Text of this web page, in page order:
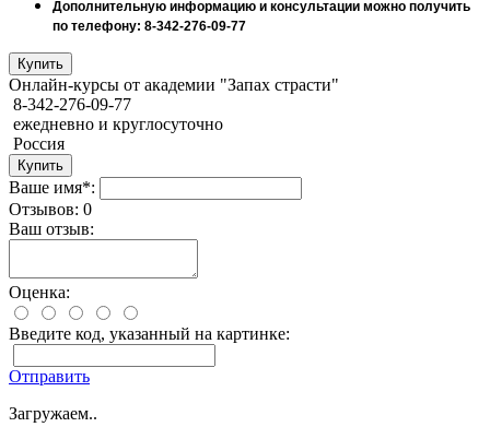
Дополнительную информацию и консультации можно получить
по телефону: 8-342-276-09-77
Онлайн-курсы от академии "Запах страсти"
8-342-276-09-77
ежедневно и круглосуточно
Россия
Ваше имя*:
Отзывов: 0
Ваш отзыв:
Оценка:
Введите код, указанный на картинке:
Отправить
Загружаем..